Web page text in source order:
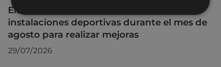
Eibar adapta los horarios de sus
instalaciones deportivas durante el mes de
agosto para realizar mejoras
29/07/2026